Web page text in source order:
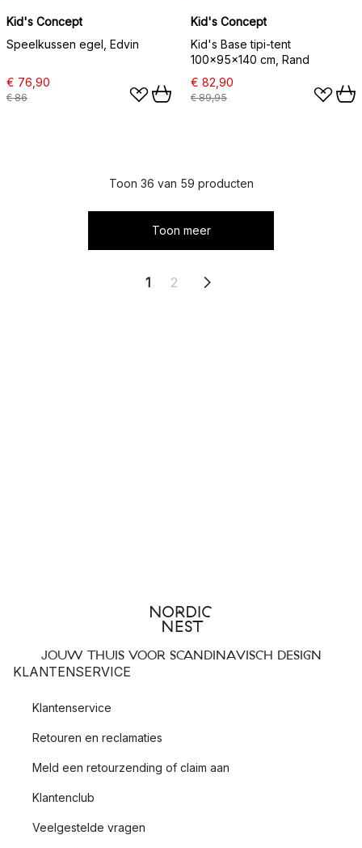
Kid's Concept
Speelkussen egel, Edvin
€ 76,90
€ 86
Kid's Concept
Kid's Base tipi-tent
100x95x140 cm, Rand
€ 82,90
€ 89,95
Toon 36 van 59 producten
Toon meer
1 2
JOUW THUIS VOOR SCANDINAVISCH DESIGN
KLANTENSERVICE
Klantenservice
Retouren en reclamaties
Meld een retourzending of claim aan
Klantenclub
Veelgestelde vragen